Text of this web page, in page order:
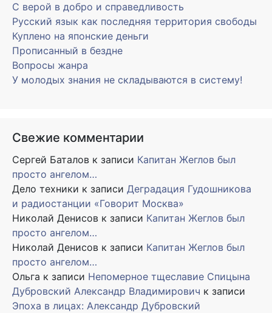
С верой в добро и справедливость
Русский язык как последняя территория свободы
Куплено на японские деньги
Прописанный в бездне
Вопросы жанра
У молодых знания не складываются в систему!
Свежие комментарии
Сергей Баталов к записи Капитан Жеглов был
просто ангелом…
Дело техники к записи Деградация Гудошникова
и радиостанции «Говорит Москва»
Николай Денисов к записи Капитан Жеглов был
просто ангелом…
Николай Денисов к записи Капитан Жеглов был
просто ангелом…
Ольга к записи Непомерное тщеславие Спицына
Дубровский Александр Владимирович к записи
Эпоха в лицах: Александр Дубровский